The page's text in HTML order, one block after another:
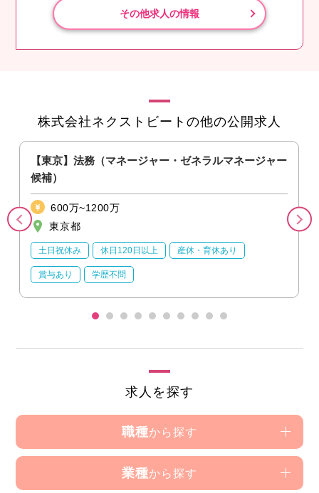
その他求人の情報
株式会社ネクストビートの他の公開求人
【東京】法務（マネージャー・ゼネラルマネージャー
候補）
600万~1200万
東京都
土日祝休み 休日120日以上 産休・育休あり
賞与あり 学歴不問
求人を探す
職種から探す
業種から探す